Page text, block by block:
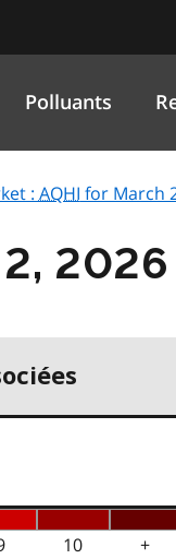
Polluants
: AQHI for March
2026
10
+